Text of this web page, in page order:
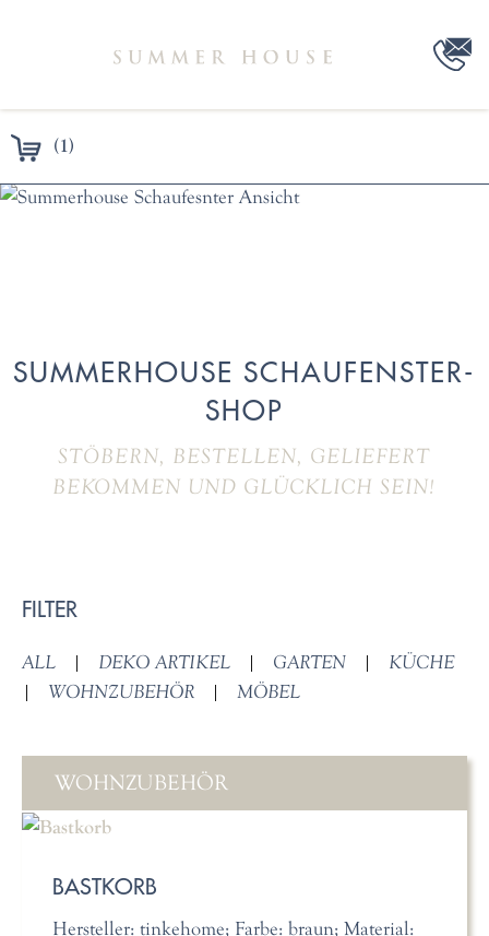
(1)
SUMMERHOUSE SCHAUFENSTER-
SHOP
STÖBERN, BESTELLEN, GELIEFERT
BEKOMMEN UND GLÜCKLICH SEIN!
FILTER
ALL | DEKO ARTIKEL | GARTEN |
KÜCHE
|
WOHNZUBEHÖR | MÖBEL
WOHNZUBEHÖR
BASTKORB
Hersteller: tinkehome; Farbe: braun; Material: